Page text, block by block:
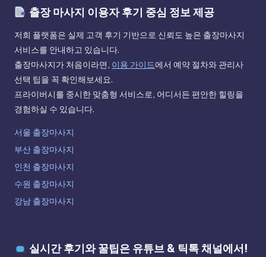
출장 마사지 이용자 후기 중심 정보 제공
저희 플랫폼은 실제 고객 후기 기반으로 신뢰도 높은 출장마사지
서비스를 안내하고 있습니다.
출장마사지가 처음이라면, 이용 가이드에서 예약 절차와 관리사
선택 팁을 꼭 확인해보세요.
프라이버시를 중시한 맞춤형 서비스로, 어디서든 편안한 힐링을
경험하실 수 있습니다.
서울 출장마사지
부산 출장마사지
인천 출장마사지
수원 출장마사지
강남 출장마사지
실시간 후기와 꿀팁은 유튜브 & 틱톡 채널에서!